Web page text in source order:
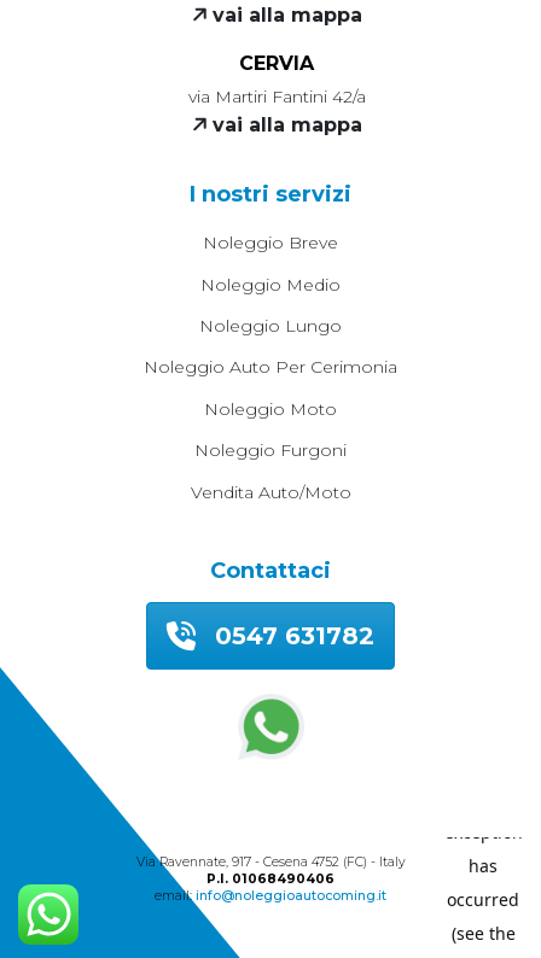
vai alla mappa
CERVIA
via Martiri Fantini 42/a
vai alla mappa
I nostri servizi
Noleggio Breve
Noleggio Medio
Noleggio Lungo
Noleggio Auto Per Cerimonia
Noleggio Moto
Noleggio Furgoni
Vendita Auto/moto
Contattaci
0547 631782
Via Ravennate, 917 - Cesena 4752 (FC) - Italy
P.I. 01068490406
email: info@noleggioautocoming.it